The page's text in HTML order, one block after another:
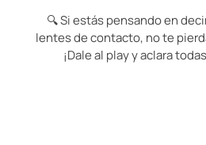
🔍 Si estás pensando en
lentes de contacto, no te
¡Dale al play y aclara